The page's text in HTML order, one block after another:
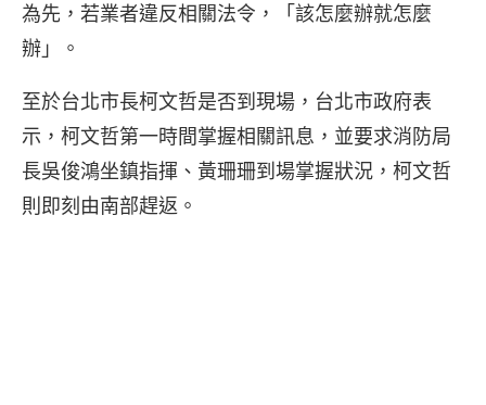
為先，若業者違反相關法令，「該怎麼辦就怎麼
辦」。
至於台北市長柯文哲是否到現場，台北市政府表
示，柯文哲第一時間掌握相關訊息，並要求消防局
長吳俊鴻坐鎮指揮、黃珊珊到場掌握狀況，柯文哲
則即刻由南部趕返。